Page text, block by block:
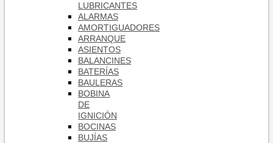
LUBRICANTES
ALARMAS
AMORTIGUADORES
ARRANQUE
ASIENTOS
BALANCINES
BATERÍAS
BAULERAS
BOBINA
DE
IGNICIÓN
BOCINAS
BUJÍAS